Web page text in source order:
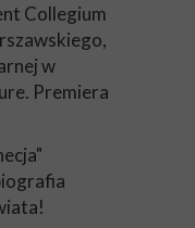
Collegium
w
Premiera